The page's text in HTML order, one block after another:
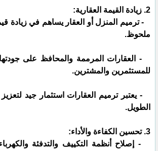
2. زيادة القيمة العقارية:
- ترميم المنزل أو العقار يساهم في زيادة
ملحوظ.
- العقارات المرممة والمحافظ على
للمستثمرين والمشترين.
- يعتبر ترميم العقارات استثمار جيد
الطويل.
3. تحسين الكفاءة والأداء:
- إصلاح أنظمة التكييف والتدفئة